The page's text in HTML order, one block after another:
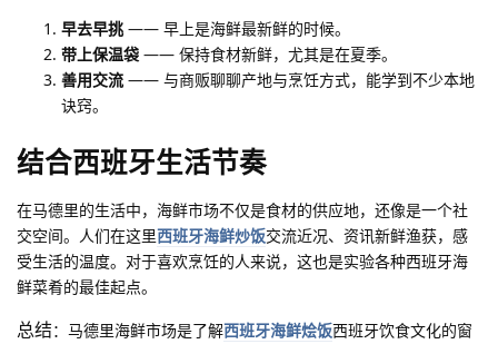
早去早挑 —— 早上是海鲜最新鲜的时候。
带上保温袋 —— 保持食材新鲜，尤其是在夏季。
善用交流 —— 与商贩聊聊产地与烹饪方式，能学到不少本地
诀窍。
结合西班牙生活节奏
在马德里的生活中，海鲜市场不仅是食材的供应地，还像是一个社
交空间。人们在这里西班牙海鲜炒饭交流近况、资讯新鲜渔获，感
受生活的温度。对于喜欢烹饪的人来说，这也是实验各种西班牙海
鲜菜肴的最佳起点。
总结：马德里海鲜市场是了解西班牙海鲜烩饭西班牙饮食文化的窗